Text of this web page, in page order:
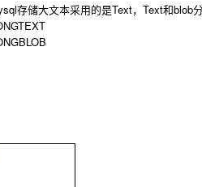
储大文本采用的是Text，Text和blob分